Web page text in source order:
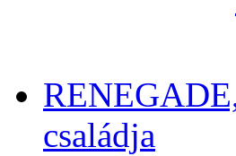
családja